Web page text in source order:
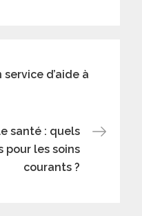
d’aide à
santé : quels
pour les soins
courants ?